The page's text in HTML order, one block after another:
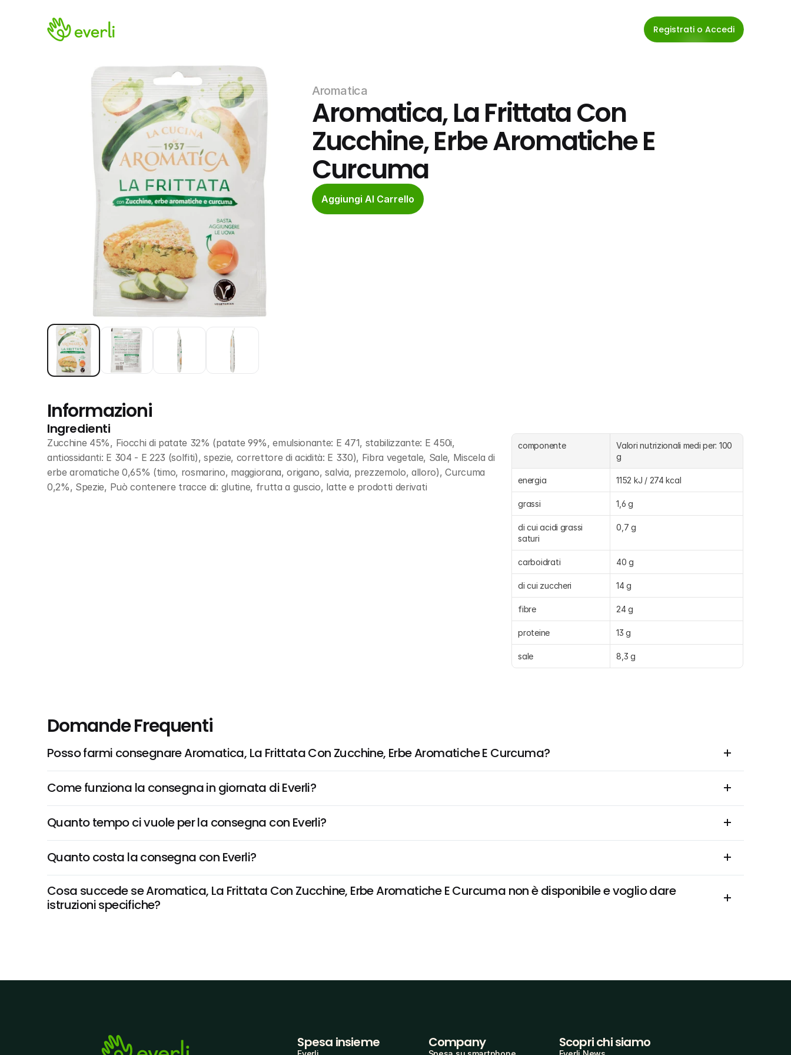
Registrati o Accedi
Aromatica
Aromatica, La Frittata Con
Zucchine, Erbe Aromatiche E
Curcuma
Aggiungi Al Carrello
Informazioni
Ingredienti
Zucchine 45%, Fiocchi di patate 32% (patate 99%, emulsionante: E 471, stabilizzante: E 450i,
antiossidanti: E 304 - E 223 (solfiti), spezie, correttore di acidità: E 330), Fibra vegetale, Sale, Miscela di
erbe aromatiche 0,65% (timo, rosmarino, maggiorana, origano, salvia, prezzemolo, alloro), Curcuma
0,2%, Spezie, Può contenere tracce di: glutine, frutta a guscio, latte e prodotti derivati
componente
Valori nutrizionali medi per: 100
g
energia 1152 kJ / 274 kcal
grassi 1,6 g
di cui acidi grassi
saturi
0,7 g
carboidrati 40 g
di cui zuccheri 14 g
fibre 24 g
proteine 13 g
sale 8,3 g
Domande Frequenti
Posso farmi consegnare Aromatica, La Frittata Con Zucchine, Erbe Aromatiche E Curcuma?
Come funziona la consegna in giornata di Everli?
Quanto tempo ci vuole per la consegna con Everli?
Quanto costa la consegna con Everli?
Cosa succede se Aromatica, La Frittata Con Zucchine, Erbe Aromatiche E Curcuma non è disponibile e voglio dare
istruzioni specifiche?
Spesa insieme Company Scopri chi siamo